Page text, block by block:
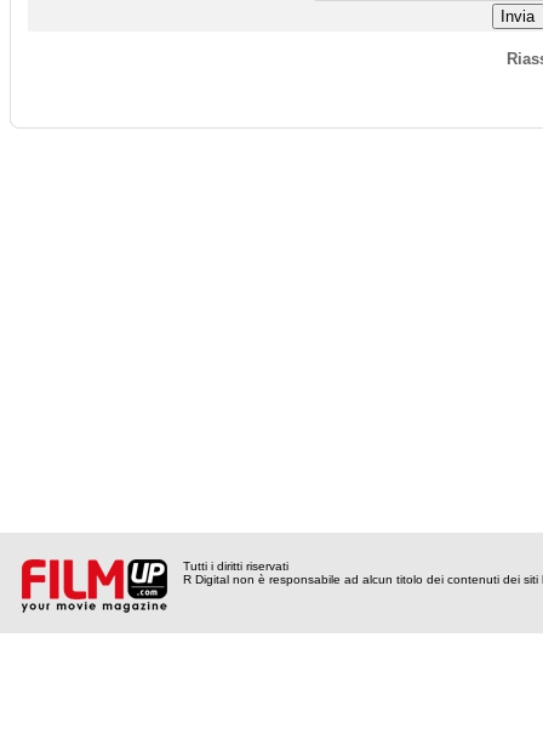
Tutti i diritti riservati
R Digital non è responsabile ad alcun titolo dei contenuti dei siti